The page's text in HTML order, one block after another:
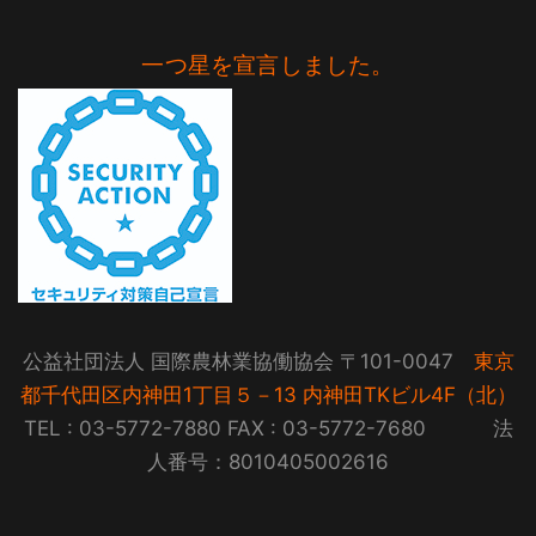
一つ星を宣言しました。
公益社団法人 国際農林業協働協会 〒101-0047 東京
都千代田区内神田1丁目５－13 内神田TKビル4F（北）
TEL : 03-5772-7880 FAX : 03-5772-7680 法
人番号：8010405002616